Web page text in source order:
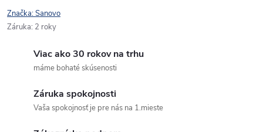
Značka:Sanovo
Záruka: 2 roky
Viac ako 30 rokov na trhu
máme bohaté skúsenosti
Záruka spokojnosti
Vaša spokojnosť je pre nás na 1.mieste